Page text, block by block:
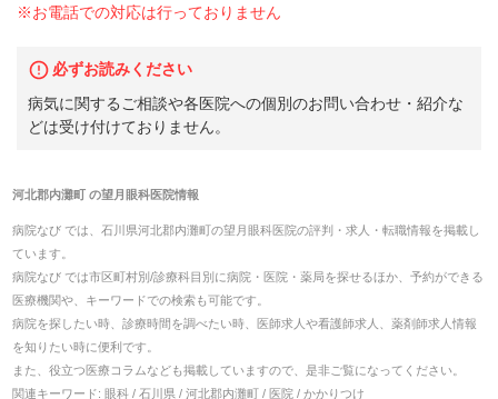
※お電話での対応は行っておりません
必ずお読みください
病気に関するご相談や各医院への個別のお問い合わせ・紹介な
どは受け付けておりません。
河北郡内灘町 の望月眼科医院情報
病院なび では、 石川県河北郡内灘町 の望月眼科医院の評判・求人・転職情報を掲載し
ています。
病院なび では市区町村別/診療科目別に病院・医院・薬局を探せるほか、予約ができる
医療機関や、キーワードでの検索も可能です。
病院を探したい時、診療時間を調べたい時、医師求人や看護師求人、薬剤師求人情報
を知りたい時に便利です。
また、役立つ医療コラムなども掲載していますので、是非ご覧になってください。
関連キーワード: 眼科 / 石川県 / 河北郡内灘町 / 医院 / かかりつけ